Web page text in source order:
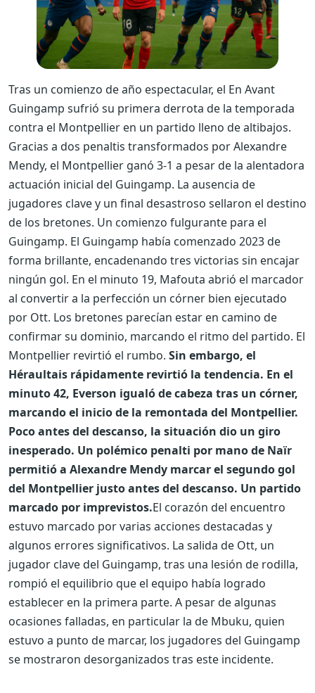
Tras un comienzo de año espectacular, el En Avant
Guingamp sufrió su primera derrota de la temporada
contra el Montpellier en un partido lleno de altibajos.
Gracias a dos penaltis transformados por Alexandre
Mendy, el Montpellier ganó 3-1 a pesar de la alentadora
actuación inicial del Guingamp. La ausencia de
jugadores clave y un final desastroso sellaron el destino
de los bretones. Un comienzo fulgurante para el
Guingamp. El Guingamp había comenzado 2023 de
forma brillante, encadenando tres victorias sin encajar
ningún gol. En el minuto 19, Mafouta abrió el marcador
al convertir a la perfección un córner bien ejecutado
por Ott. Los bretones parecían estar en camino de
confirmar su dominio, marcando el ritmo del partido. El
Montpellier revirtió el rumbo. Sin embargo, el
Héraultais rápidamente revirtió la tendencia. En el
minuto 42, Everson igualó de cabeza tras un córner,
marcando el inicio de la remontada del Montpellier.
Poco antes del descanso, la situación dio un giro
inesperado. Un polémico penalti por mano de Naïr
permitió a Alexandre Mendy marcar el segundo gol
del Montpellier justo antes del descanso. Un partido
marcado por imprevistos.El corazón del encuentro
estuvo marcado por varias acciones destacadas y
algunos errores significativos. La salida de Ott, un
jugador clave del Guingamp, tras una lesión de rodilla,
rompió el equilibrio que el equipo había logrado
establecer en la primera parte. A pesar de algunas
ocasiones falladas, en particular la de Mbuku, quien
estuvo a punto de marcar, los jugadores del Guingamp
se mostraron desorganizados tras este incidente.